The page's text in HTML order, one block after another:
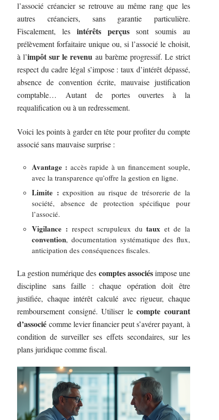
l’associé créancier se retrouve au même rang que les
autres créanciers, sans garantie particulière.
Fiscalement, lesintérêts perçus sont soumis au
prélèvement forfaitaire unique ou, si l’associé le choisit,
à l’impôt sur le revenu au barème progressif. Le strict
respect du cadre légal s’impose : taux d’intérêt dépassé,
absence de convention écrite, mauvaise justification
comptable… Autant de portes ouvertes à la
requalification ou à un redressement.
Voici les points à garder en tête pour profiter du compte
associé sans mauvaise surprise :
Avantage : accès rapide à un financement souple,
avec la transparence qu’offre la gestion en ligne.
Limite : exposition au risque de trésorerie de la
société, absence de protection spécifique pour
l’associé.
Vigilance : respect scrupuleux dutaux et de la
convention, documentation systématique des flux,
anticipation des conséquences fiscales.
La gestion numérique des comptes associésimpose une
discipline sans faille : chaque opération doit être
justifiée, chaque intérêt calculé avec rigueur, chaque
remboursement consigné. Utiliser lecompte courant
d’associé comme levier financier peut s’avérer payant, à
condition de surveiller ses effets secondaires, sur les
plans juridique comme fiscal.